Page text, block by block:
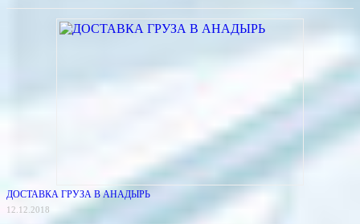
ДОСТАВКА ГРУЗА В АНАДЫРЬ
12.12.2018